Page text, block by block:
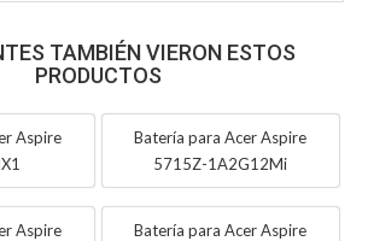
TAMBIÉN VIERON ESTOS
PRODUCTOS
Aspire
Batería para Acer Aspire
5715Z-1A2G12Mi
Aspire
Batería para Acer Aspire